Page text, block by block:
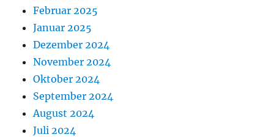
Februar 2025
Januar 2025
Dezember 2024
November 2024
Oktober 2024
September 2024
August 2024
Juli 2024